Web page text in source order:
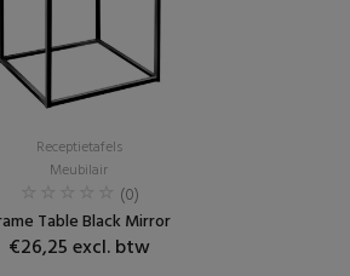
Receptietafels
Meubilair
(0)
Table Black Mirror
€26,25 excl. btw